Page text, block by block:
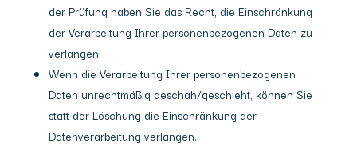
der Prüfung haben Sie das Recht, die Einschränkung
der Verarbeitung Ihrer personenbezogenen Daten zu
verlangen.
Wenn die Verarbeitung Ihrer personenbezogenen
Daten unrechtmäßig geschah/geschieht, können Sie
statt der Löschung die Einschränkung der
Datenverarbeitung verlangen.